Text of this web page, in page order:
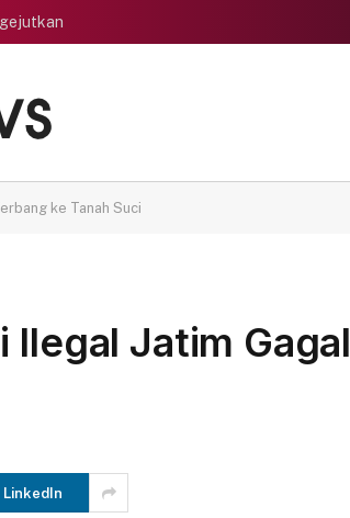
ke Tanah Suci
Ilegal Jatim Gagal
LinkedIn